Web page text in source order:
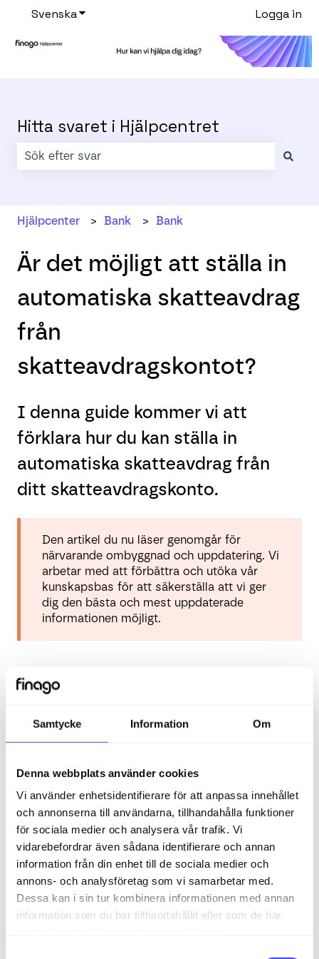
Samtycke Information Om
Denna webbplats använder cookies
Vi använder enhetsidentifierare för att anpassa innehållet
och annonserna till användarna, tillhandahålla funktioner
för sociala medier och analysera vår trafik. Vi
vidarebefordrar även sådana identifierare och annan
information från din enhet till de sociala medier och
annons- och analysföretag som vi samarbetar med.
Dessa kan i sin tur kombinera informationen med annan
information som du har tillhandahållit eller som de har
SvenskaVisa undermenyer för översättningarLogga in
Hitta svaret i Hjälpcentret
Hjälpcenter Bank Bank
Är det möjligt att ställa in
automatiska skatteavdrag
från
skatteavdragskontot?
I denna guide kommer vi att
förklara hur du kan ställa in
automatiska skatteavdrag från
ditt skatteavdragskonto.
Den artikel du nu läser genomgår för
närvarande ombyggnad och uppdatering. Vi
arbetar med att förbättra och utöka vår
kunskapsbas för att säkerställa att vi ger
dig den bästa och mest uppdaterade
informationen möjligt.
Ja, det kan du göra.
leverantör och anger vilken leverantör ni drar
skatteavdrag från, kan du sedan lägga till en
transaktioner som kommer in i bankmodulen för
den specifika leverantören kommer då systemet att
använda detta konto som avsändarkonto.
Relaterade artiklar
Det står att betalningen är överförd och godkänd av